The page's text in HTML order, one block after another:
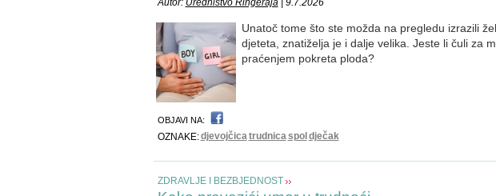
Autor: Uredništvo Ringeraja| 9.7.2026
Unatoč tome što ste možda na pregledu izrazili
djeteta, znatiželja je i dalje velika. Jeste li čuli za
praćenjem pokreta ploda?
OBJAVI NA:
OZNAKE:djevojčicatrudnicaspol dječak
ZDRAVLJE I BEZBJEDNOST